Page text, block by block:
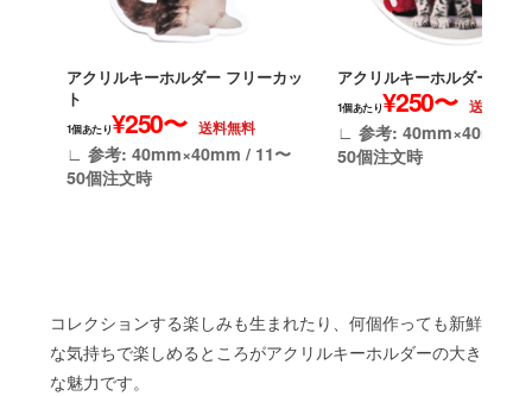
アクリルキーホルダー フリーカッ
ト
1個あたり¥250〜 送料無料
∟ 参考: 40mm×40mm / 11〜
50個注文時
アクリルキーホルダー 円形
1個あたり¥250〜 送料無料
∟ 参考: 40mm×40mm /
50個注文時
コレクションする楽しみも生まれたり、何個作っても新鮮
な気持ちで楽しめるところがアクリルキーホルダーの大き
な魅力です。